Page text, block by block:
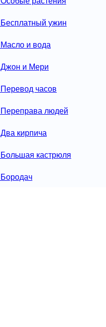
Бесплатный ужин
Масло и вода
Джон и Мери
Перевод часов
Переправа людей
Два кирпича
Большая кастрюля
Бородач